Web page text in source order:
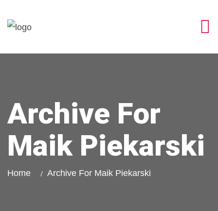
Archive For
Maik Piekarski
Home Archive For Maik Piekarski